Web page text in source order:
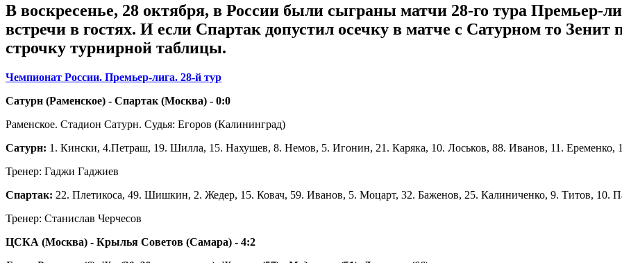
В воскресенье, 28 октября, в России были сыграны матчи 28-го тура Премьер-
встречи в гостях. И если Спартак допустил осечку в матче с Сатурном то
строчку турнирной таблицы.
Чемпионат России. Премьер-лига. 28-й тур
Сатурн (Раменское) - Спартак (Москва) - 0:0
Раменское. Стадион Сатурн. Судья: Егоров (Калининград)
Cатурн: 1. Кински, 4.Петраш, 19. Шилла, 15. Нахушев, 8. Немов, 5. Игонин, 21. Каряка, 10. Лоськов, 88. Иванов, 11. Еременко,
Тренер: Гаджи Гаджиев
Спартак: 22. Плетикоса, 49. Шишкин, 2. Жедер, 15. Ковач, 59. Иванов, 5. Моцарт, 32. Баженов, 25. Калиниченко, 9. Титов, 10.
Тренер: Станислав Черчесов
ЦСКА (Москва) - Крылья Советов (Самара) - 4:2